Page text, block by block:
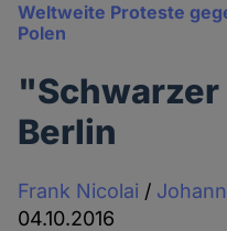
Weltweite Proteste
Polen
Berlin
Frank Nicolai /
04.10.2016